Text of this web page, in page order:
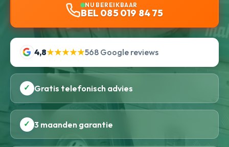
NU BEREIKBAAR
BEL 085 019 84 75
4,8★★★★★568 Google reviews
✓ Gratis telefonisch advies
✓ 3 maanden garantie